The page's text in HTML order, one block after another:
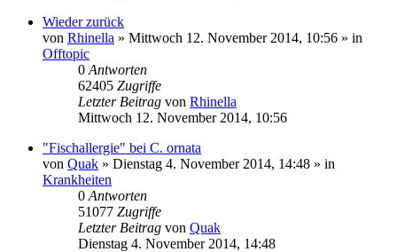
Wieder zurück
von Rhinella » Mittwoch 12. November 2014, 10:56 » in
Offtopic
0 Antworten
62405 Zugriffe
Letzter Beitrag von Rhinella
Mittwoch 12. November 2014, 10:56
"Fischallergie" bei C. ornata
von Quak » Dienstag 4. November 2014, 14:48 » in
Krankheiten
0 Antworten
51077 Zugriffe
Letzter Beitrag von Quak
Dienstag 4. November 2014, 14:48